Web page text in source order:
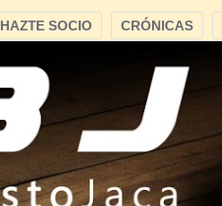
CRÓNICAS
HAZTE SOCIO